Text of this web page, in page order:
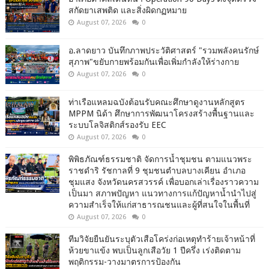
สกัดยาเสพติด และสิ่งผิดกฏหมาย
August 07, 2026 0
อ.ลาดยาว บันทึกภาพประวัติศาสตร์ "รวมพลังคนรักษ์
สุภาพ"ขยับกายพร้อมกันเพื่อเพิ่มกำลังให้ร่างกาย
August 07, 2026 0
ท่าเรือแหลมฉบังต้อนรับคณะศึกษาดูงานหลักสูตร
MPPM นิด้า ศึกษาการพัฒนาโครงสร้างพื้นฐานและ
ระบบโลจิสติกส์รองรับ EEC
August 07, 2026 0
พิพิธภัณฑ์ธรรมชาติ จัดการน้ำชุมชน ตามแนวพระ
ราชดำริ รัชกาลที่ 9 ชุมชนตำบลบางเคียน อำเภอ
ชุมแสง จังหวัดนครสวรรค์ เพื่อบอกเล่าเรื่องราวความ
เป็นมา สภาพปัญหา แนวทางการแก้ปัญหาน้ำนำไปสู่
ความสำเร็จให้แก่สาธารณชนและผู้ที่สนใจในพื้นที่
August 07, 2026 0
ทีมวิจัยยืนยันระบุตัวเสือโคร่งก่อเหตุทำร้ายเจ้าหน้าที่
ห้วยขาแข้ง พบเป็นลูกเสือวัย 1 ปีครึ่ง เร่งติดตาม
พฤติกรรม-วางมาตรการป้องกัน